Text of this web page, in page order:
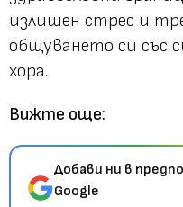
излишен стрес и
общуването си със
хора.
Вижте още:
Добави ни в
Google